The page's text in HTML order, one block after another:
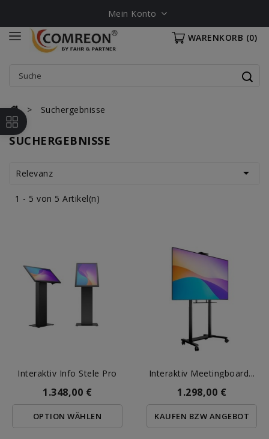
Mein Konto
WARENKORB (0)
Suchergebnisse
SUCHERGEBNISSE
Relevanz 
1 - 5 von 5 Artikel(n)
Interaktiv Info Stele Pro
1.348,00 €
OPTION WÄHLEN
Interaktiv Meetingboard...
1.298,00 €
KAUFEN BZW ANGEBOT